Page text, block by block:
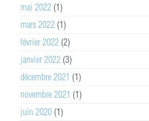
mai 2022 (1)
mars 2022 (1)
février 2022 (2)
janvier 2022 (3)
décembre 2021 (1)
novembre 2021 (1)
juin 2020 (1)